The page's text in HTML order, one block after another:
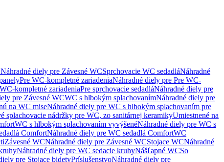
Náhradné diely pre Závesné WCSprchovacie WC sedadláNáhradné
Pre WC-kompletné zariadeniaNáhradné diely pre Pre WC-
kompletné zariadeniaPre sprchovacie sedadláNáhradné diely pre
pre Závesné WCWC s hlbokým splachovanímNáhradné diely pre
na WC miseNáhradné diely pre WC s hlbokým splachovaním pre
splachovacie nádržky pre WC, zo sanitárnej keramikyUmiestnené na
WC s hlbokým splachovaním vyvýšenéNáhradné diely pre WC s
ComfortNáhradné diely pre WC sedadlá ComfortWC
Závesné WCNáhradné diely pre Závesné WCStojace WCNáhradné
Náhradné diely pre WC sedacie kruhyNášľapné WCSo
pre Stojace bidetyPríslušenstvoNáhradné diely pre